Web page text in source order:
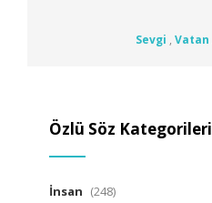
Sevgi , Vatan
Özlü Söz Kategorileri
İnsan (248)